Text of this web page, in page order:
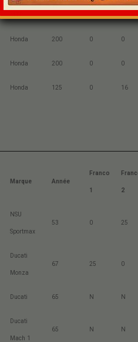
MTR
125 0 25
Honda 200 0 0
Honda 200 0 0
Honda 125 0 16
Marque Année
Franco
1 2
NSU
Sportmax
53 0 25
Ducati
Monza
67 25 0
Ducati 65 N N
Ducati
Mach 1
65 N N